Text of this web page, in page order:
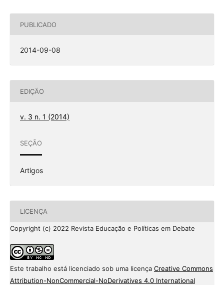
PUBLICADO
2014-09-08
EDIÇÃO
v. 3 n. 1 (2014)
SEÇÃO
Artigos
LICENÇA
Copyright (c) 2022 Revista Educação e Políticas em Debate
Este trabalho está licenciado sob uma licença Creative Commons
Attribution-NonCommercial-NoDerivatives 4.0 International